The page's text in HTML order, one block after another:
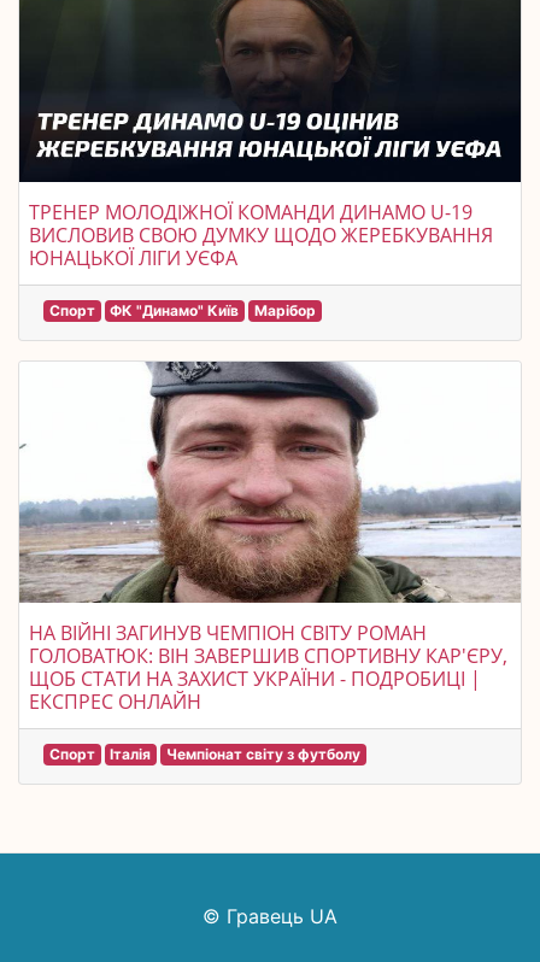
ТРЕНЕР МОЛОДІЖНОЇ КОМАНДИ ДИНАМО U-19
ВИСЛОВИВ СВОЮ ДУМКУ ЩОДО ЖЕРЕБКУВАННЯ
ЮНАЦЬКОЇ ЛІГИ УЄФА
Спорт ФК "Динамо" Київ Марібор
НА ВІЙНІ ЗАГИНУВ ЧЕМПІОН СВІТУ РОМАН
ГОЛОВАТЮК: ВІН ЗАВЕРШИВ СПОРТИВНУ КАР'ЄРУ,
ЩОБ СТАТИ НА ЗАХИСТ УКРАЇНИ - ПОДРОБИЦІ |
ЕКСПРЕС ОНЛАЙН
Спорт Італія Чемпіонат світу з футболу
© Гравець UA